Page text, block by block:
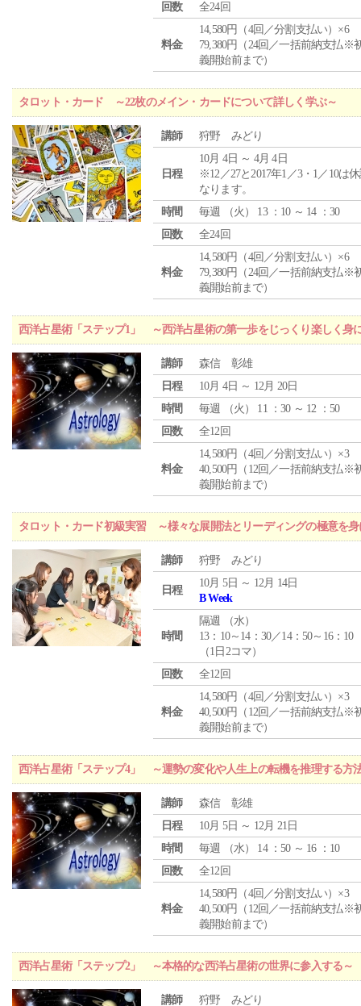
回数
全24回
料金
14,580円（4回／分割支払い）×6
79,380円（24回／一括前納支払※
義開始前まで）
タロット・カード ～22枚のメイン・カードについて詳しく学ぶ～
講師 狩野 みどり
日程
10月 4日 ～ 4月 4日
※12／27と2017年1／3・1／10は
なります。
時間
毎週 （火 ） 13 ：10 ～ 14 ：30
回数
全24回
料金
14,580円（4回／分割支払い）×6
79,380円（24回／一括前納支払※
義開始前まで）
西洋占星術「ステップ1」 ～西洋占星術の第一歩をじっくり楽しく身
講師
森信 彰雄
日程
10月 4日 ～ 12月 20日
時間
毎週 （火 ） 11 ：30 ～ 12 ：50
回数
全12回
料金
14,580円（4回／分割支払い）×3
40,500円（12回／一括前納支払※
義開始前まで）
タロット・カード初級実習 ～様々な展開法とリーディングの極意を身
講師 狩野 みどり
日程
10月 5日 ～ 12月 14日
B Week
時間
隔週 （水）
13：10～14：30／14：50～16：10
（1日2コマ）
回数
全12回
料金
14,580円（4回／分割支払い）×3
40,500円（12回／一括前納支払※
義開始前まで）
西洋占星術「ステップ4」 ～運勢の変化や人生上の転機を推理する方
講師
森信 彰雄
日程
10月 5日 ～ 12月 21日
時間
毎週 （水） 14 ：50 ～ 16 ：10
回数
全12回
料金
14,580円（4回／分割支払い）×3
40,500円（12回／一括前納支払※
義開始前まで）
西洋占星術「ステップ2」 ～本格的な西洋占星術の世界に参入する～
講師 狩野 みどり